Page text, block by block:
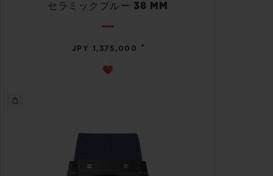
セラミックブルー 38 MM
JPY 1,375,000 •